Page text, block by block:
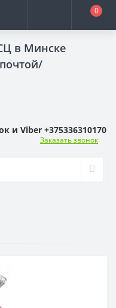
в Минске
0
и Viber +375336310170
Заказать звонок